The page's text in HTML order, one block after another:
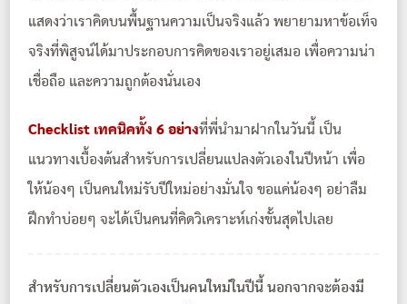
แสดงว่าเราคิดบนพื้นฐานความเป็นจริงแล้ว พยายามหาข้อเท็จ
จริงที่พิสูจน์ได้มาประกอบการคิดของเราอยู่เสมอ เพื่อความน่า
เชื่อถือ และความถูกต้องนั่นเอง
Checklist เทคนิคทั้ง 6 อย่างที่พี่นำมาฝากในวันนี้ เป็น
แนวทางเบื้องต้นสำหรับการเปลี่ยนแปลงตัวเองในปีหน้า เพื่อ
ให้น้องๆ เป็นคนใหม่รับปีใหม่อย่างมั่นใจ ขอแค่น้องๆ อย่าลืม
ฝึกทำบ่อยๆ จะได้เป็นคนที่คิดวิเคราะห์เก่งขั้นสุดไปเลย
สำหรับการเปลี่ยนตัวเองเป็นคนใหม่ในปีนี้ นอกจากจะต้องมี